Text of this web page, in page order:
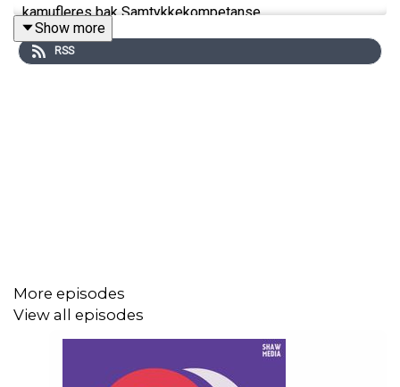
kamufleres bak Samtykkekompetanse.
Anne Østgård er medlem i LPP Oslo som du finner
nettsidene til her.
FØLG OSS I SOSIALE MEDIER:
Show more
RSS
More episodes
View all episodes